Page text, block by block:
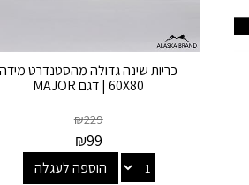
כריות שינה גדולה מהסטנדרט מידה
60X80 | דגם MAJOR
₪229
₪99
הוספה לעגלה